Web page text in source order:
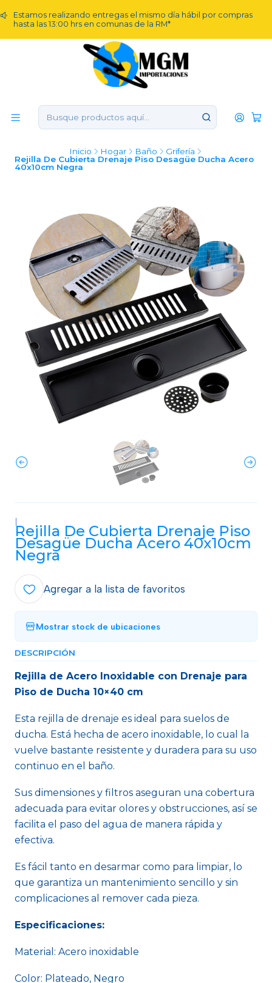
Estamos realizando entregas el mismo día hábil por compras
hasta las 13:00 hrs en comunas de la RM*
Inicio Hogar Baño
Grifería
Rejilla De Cubierta Drenaje Piso Desagüe Ducha Acero
40x10cm Negra
|
Rejilla De Cubierta Drenaje Piso
Desagüe Ducha Acero 40x10cm
Negra
Agregar a la lista de favoritos
Mostrar stock de ubicaciones
DESCRIPCIÓN
Rejilla de Acero Inoxidable con Drenaje para
Piso de Ducha 10×40 cm
Esta rejilla de drenaje es ideal para suelos de
ducha. Está hecha de acero inoxidable, lo cual la
vuelve bastante resistente y duradera para su uso
continuo en el baño.
Sus dimensiones y filtros aseguran una cobertura
adecuada para evitar olores y obstrucciones, así se
facilita el paso del agua de manera rápida y
efectiva.
Es fácil tanto en desarmar como para limpiar, lo
que garantiza un mantenimiento sencillo y sin
complicaciones al remover cada pieza.
Especificaciones:
Material: Acero inoxidable
Color: Plateado, Negro